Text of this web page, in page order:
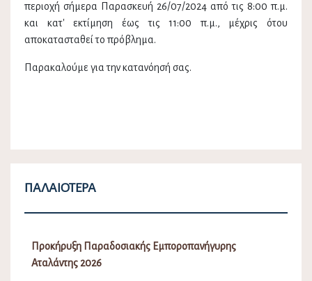
περιοχή σήμερα Παρασκευή 26/07/2024 από τις 8:00 π.μ.
και κατ' εκτίμηση έως τις 11:00 π.μ., μέχρις ότου
αποκατασταθεί το πρόβλημα.
Παρακαλούμε για την κατανόησή σας.
ΠΑΛΑΙΌΤΕΡΑ
Προκήρυξη Παραδοσιακής Εμποροπανήγυρης
Αταλάντης 2026